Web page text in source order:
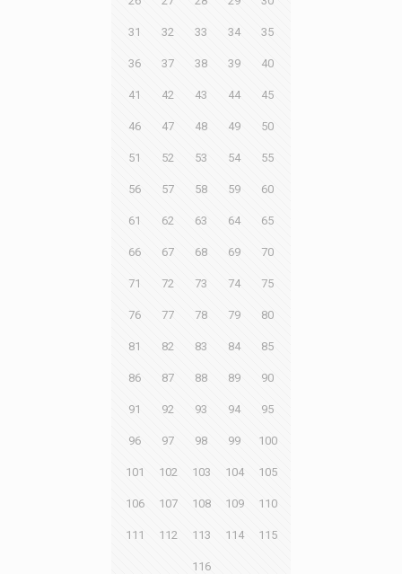
31 32 33 34 35
36 37 38 39 40
41 42 43 44 45
46 47 48 49 50
51 52 53 54 55
56 57 58 59 60
61 62 63 64 65
66 67 68 69 70
71 72 73 74 75
76 77 78 79 80
81 82 83 84 85
86 87 88 89 90
91 92 93 94 95
96 97 98 99 100
101 102 103 104 105
106 107 108 109 110
111 112 113 114 115
116